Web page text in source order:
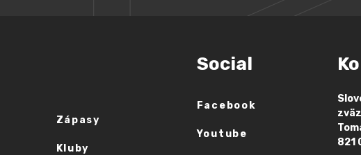
Zápasy
Kluby
Social
Facebook
Youtube
zväz
821